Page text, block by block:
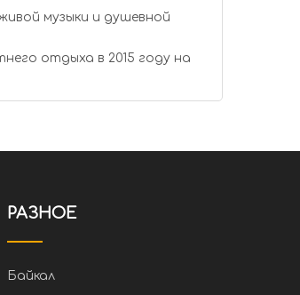
музыки и душевной
отдыха в 2015 году на
РАЗНОЕ
Байкал